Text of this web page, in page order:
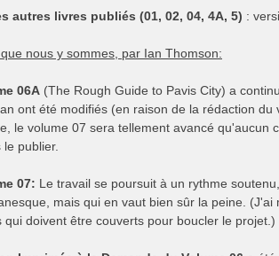
autres livres publiés (01, 02, 04, 4A, 5) :
nous y sommes, par Ian Thomson:
06A (The Rough Guide to Pavis City) a
ont été modifiés (en raison de la rédaction
le volume 07 sera tellement avancé
publier.
07: Le travail se poursuit à un rythme
mais qui en vaut bien sûr la peine.
qui doivent être couverts pour boucler le projet.)